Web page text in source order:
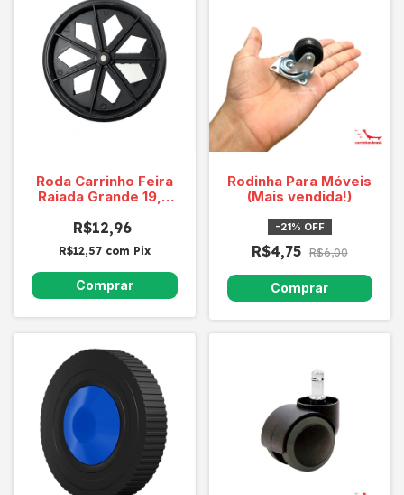
Roda Carrinho Feira
Raiada Grande 19,8
R$12,96
R$12,57 com Pix
Rodinha Para Móveis
(Mais vendida!)
-21% OFF
R$4,75 R$6,00